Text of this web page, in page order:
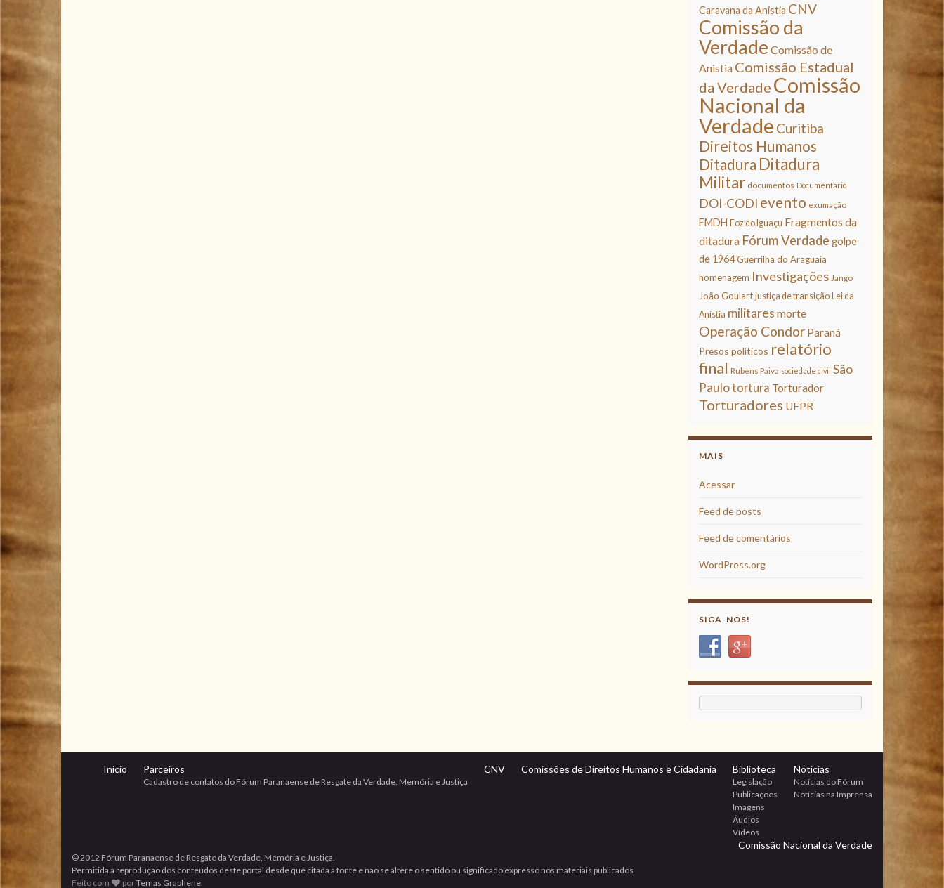
Caravana da Anistia CNV
Comissão da
Verdade Comissão de
Anistia Comissão Estadual
da Verdade Comissão
Nacional da
Verdade Curitiba
Direitos Humanos
Ditadura Ditadura
Militar documentos Documentário
DOI-CODI evento exumação
FMDH Foz do Iguaçu Fragmentos da
ditadura Fórum Verdade golpe
de 1964 Guerrilha do Araguaia
homenagem Investigações Jango
João Goulart justiça de transição Lei da
Anistia militares morte
Operação Condor Paraná
Presos políticos relatório
final Rubens Paiva sociedade civil São
Paulotortura Torturador
Torturadores UFPR
MAIS
Acessar
Feed de posts
Feed de comentários
WordPress.org
SIGA-NOS!
Início Parceiros
Cadastro de contatos do Fórum Paranaense de Resgate da Verdade, Memória e Justiça
CNV Comissões de Direitos Humanos e Cidadania Biblioteca
Legislação
Publicações
Imagens
Áudios
Vídeos
Notícias
Notícias do Fórum
Notícias na Imprensa
Comissão Nacional da Verdade
© 2012 Fórum Paranaense de Resgate da Verdade, Memória e Justiça.
Permitida a reprodução dos conteúdos deste portal desde que citada a fonte e não se altere o sentido ou significado expresso nos materiais publicados
Feito com
porTemas Graphene.